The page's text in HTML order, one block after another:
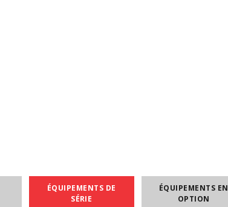
ÉQUIPEMENTS DE
SÉRIE
ÉQUIPEMENTS EN
OPTION